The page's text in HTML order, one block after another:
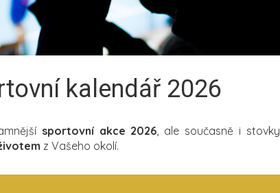
kalendář 2026
sportovní akce 2026, ale současně i stovky
z Vašeho okolí.